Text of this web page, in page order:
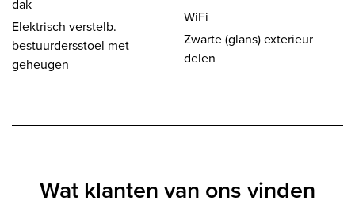
dak
Elektrisch verstelb.
bestuurdersstoel met
geheugen
WiFi
Zwarte (glans) exterieur
delen
Wat klanten van ons vinden